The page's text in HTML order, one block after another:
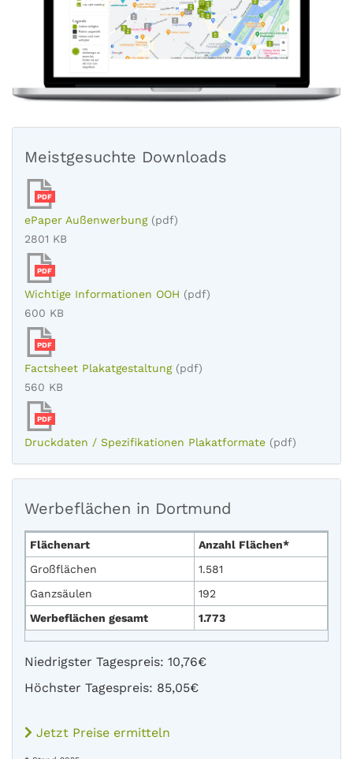
Meistgesuchte Downloads
PDF
ePaper Außenwerbung (pdf)
2801 KB
PDF
Wichtige Informationen OOH (pdf)
600 KB
PDF
Factsheet Plakatgestaltung (pdf)
560 KB
PDF
Druckdaten / Spezifikationen Plakatformate (pdf)
Werbeflächen in Dortmund
Flächenart
Anzahl Flächen*
Großflächen
1.581
Ganzsäulen
192
Werbeflächen gesamt
1.773
Niedrigster Tagespreis: 10,76€
Höchster Tagespreis: 85,05€
Jetzt Preise ermitteln